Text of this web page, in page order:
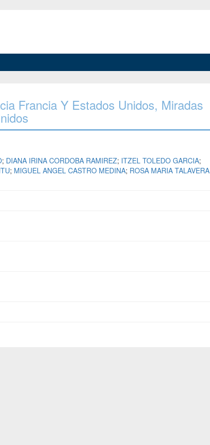
Francia Y Estados Unidos, Miradas
; DIANA IRINA CORDOBA RAMIREZ; ITZEL TOLEDO GARCIA;
; MIGUEL ANGEL CASTRO MEDINA; ROSA MARIA TALAVERA